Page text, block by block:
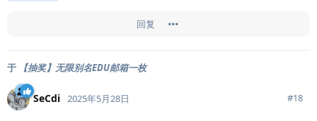
回复
于 【抽奖】无限别名EDU邮箱一枚
SeCdi 2025年5月28日 #18